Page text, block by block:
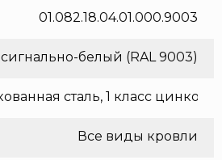
01.082.18.04.01.000.9003
сигнально-белый (RAL 9003)
Все виды кровли